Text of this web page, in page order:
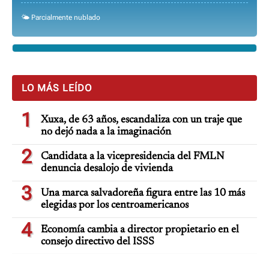
🌤️ Parcialmente nublado
LO MÁS LEÍDO
1
Xuxa, de 63 años, escandaliza con un traje que
no dejó nada a la imaginación
2
Candidata a la vicepresidencia del FMLN
denuncia desalojo de vivienda
3
Una marca salvadoreña figura entre las 10 más
elegidas por los centroamericanos
4
Economía cambia a director propietario en el
consejo directivo del ISSS